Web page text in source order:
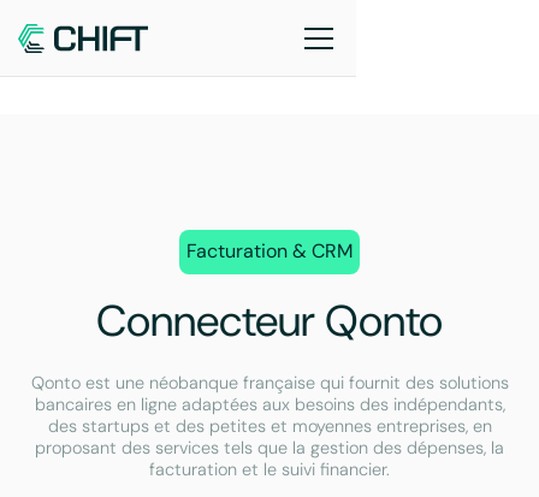
Facturation & CRM
Connecteur Qonto
Qonto est une néobanque française qui fournit des solutions
bancaires en ligne adaptées aux besoins des indépendants,
des startups et des petites et moyennes entreprises, en
proposant des services tels que la gestion des dépenses, la
facturation et le suivi financier.